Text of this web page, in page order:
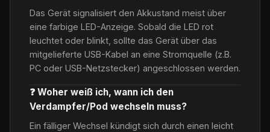
Das Gerät signalisiert den Akkustand meist über
eine farbige LED-Anzeige. Sobald die LED rot
leuchtet oder blinkt, sollte das Gerät über das
mitgelieferte USB-Kabel an eine Stromquelle (z.B.
PC oder USB-Netzstecker) angeschlossen werden.
❓ Woher weiß ich, wann ich den
Verdampfer/Pod wechseln muss?
Ein fälliger Wechsel kündigt sich durch einen leicht